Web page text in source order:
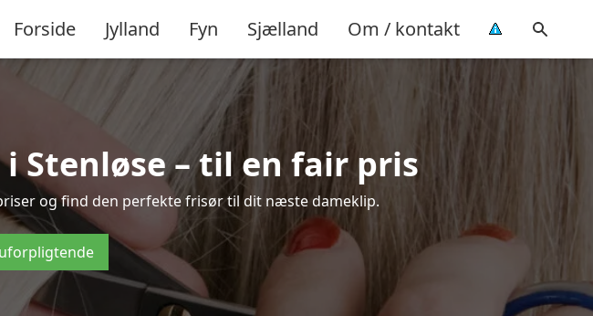
Forside Jylland Fyn Sjælland Om / kontakt
Stenløse – til en fair pris
og find den perfekte frisør til dit næste dameklip.